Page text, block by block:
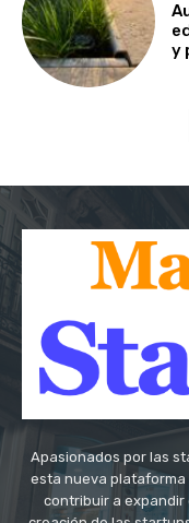
y
Apasionados por las
esta nueva plataforma
contribuir a expandir